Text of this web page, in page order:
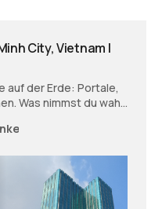
City, Vietnam |
auf der Erde: Portale,
Was nimmst du wahr,
Wie fühlst du dich
- was zeigt sich und